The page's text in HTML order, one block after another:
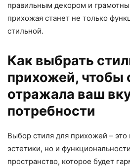
правильным декором и
прихожая станет не только
стильной.
Как выбрать
прихожей, чтобы
отражала ваш
потребности
Выбор стиля для прихожей – это
эстетики, но и
пространство, которое будет